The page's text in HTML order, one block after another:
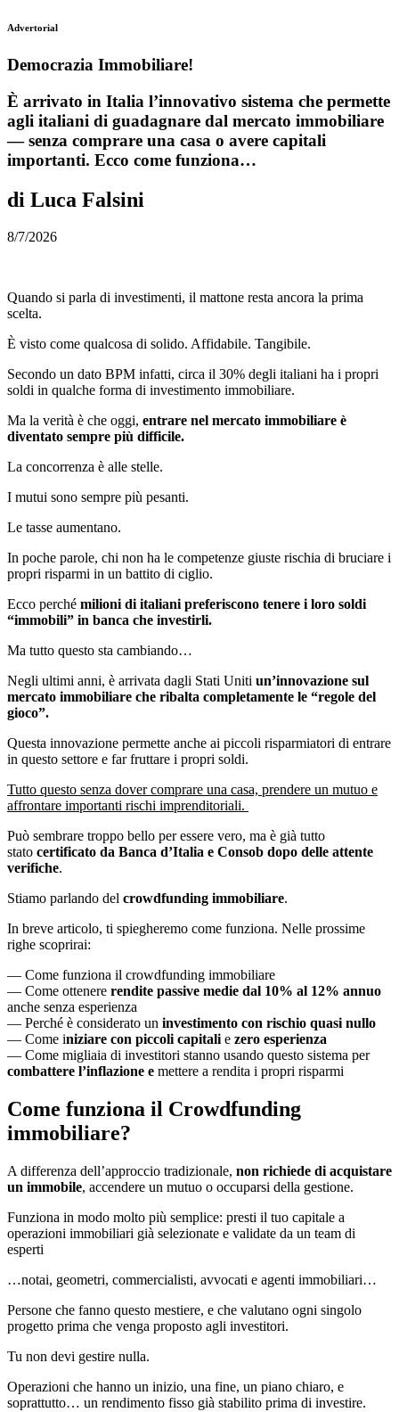
Advertorial
Democrazia Immobiliare!
È arrivato in Italia l’innovativo sistema che permette
agli italiani di guadagnare dal mercato immobiliare
— senza comprare una casa o avere capitali
importanti. Ecco come funziona…
di Luca Falsini
8/7/2026
Quando si parla di investimenti, il mattone resta ancora la prima
scelta.
È visto come qualcosa di solido. Affidabile. Tangibile.
Secondo un dato BPM infatti, circa il 30% degli italiani ha i propri
soldi in qualche forma di investimento immobiliare.
Ma la verità è che oggi, entrare nel mercato immobiliare è
diventato sempre più difficile.
La concorrenza è alle stelle.
I mutui sono sempre più pesanti.
Le tasse aumentano.
In poche parole, chi non ha le competenze giuste rischia di bruciare i
propri risparmi in un battito di ciglio.
Ecco perché milioni di italiani preferiscono tenere i loro soldi
“immobili” in banca che investirli.
Ma tutto questo sta cambiando…
Negli ultimi anni, è arrivata dagli Stati Uniti un’innovazione sul
mercato immobiliare che ribalta completamente le “regole del
gioco”.
Questa innovazione permette anche ai piccoli risparmiatori di entrare
in questo settore e far fruttare i propri soldi.
Tutto questo senza dover comprare una casa, prendere un mutuo e
affrontare importanti rischi imprenditoriali.
Può sembrare troppo bello per essere vero, ma è già tutto
stato certificato da Banca d’Italia e Consob dopo delle attente
verifiche.
Stiamo parlando del crowdfunding immobiliare.
In breve articolo, ti spiegheremo come funziona. Nelle prossime
righe scoprirai:
— Come funziona il crowdfunding immobiliare
— Come ottenere rendite passive medie dal 10% al 12% annuo
anche senza esperienza
— Perché è considerato un investimento con rischio quasi nullo
— Come iniziare con piccoli capitalie zero esperienza
— Come migliaia di investitori stanno usando questo sistema per
combattere l’inflazione e mettere a rendita i propri risparmi
Come funziona il Crowdfunding
immobiliare?
A differenza dell’approccio tradizionale, non richiede di acquistare
un immobile, accendere un mutuo o occuparsi della gestione.
Funziona in modo molto più semplice: presti il tuo capitale a
operazioni immobiliari già selezionate e validate da un team di
esperti
…notai, geometri, commercialisti, avvocati e agenti immobiliari…
Persone che fanno questo mestiere, e che valutano ogni singolo
progetto prima che venga proposto agli investitori.
Tu non devi gestire nulla.
Operazioni che hanno un inizio, una fine, un piano chiaro, e
soprattutto… un rendimento fisso già stabilito prima di investire.